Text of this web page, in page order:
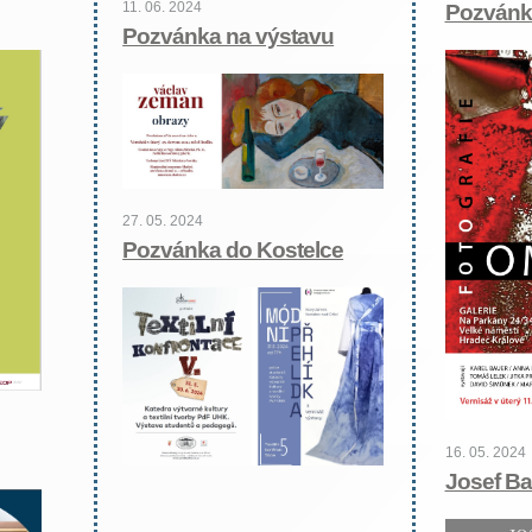
16. 05. 2024
Josef
11. 06. 2024
Pozvánka na výstavu
27. 05. 2024
Pozvánka do Kostelce